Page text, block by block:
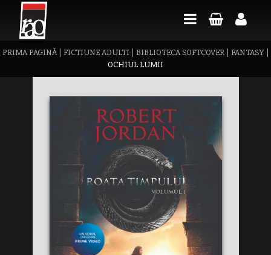
PRIMA PAGINĂ| FICTIUNE ADULTI BIBLIOTECA SOFTCOVER| FANTASY|
OCHIUL LUMII